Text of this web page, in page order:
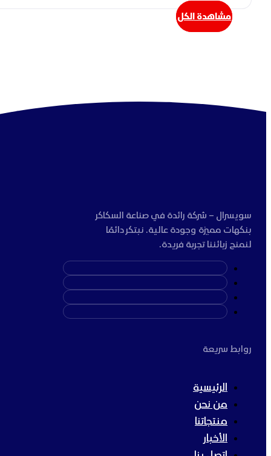
مشاهدة الكل
سويسرال – شركة رائدة في صناعة السكاكر
بنكهات مميزة وجودة عالية. نبتكر دائمًا
لنمنح زبائننا تجربة فريدة.
روابط سريعة
الرئيسية
من نحن
منتجاتنا
الأخبار